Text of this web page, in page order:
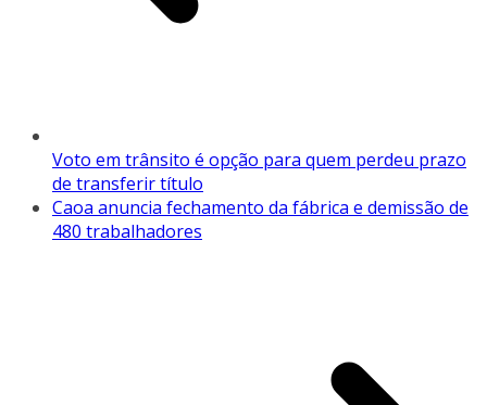
Voto em trânsito é opção para quem perdeu prazo
de transferir título
Caoa anuncia fechamento da fábrica e demissão de
480 trabalhadores